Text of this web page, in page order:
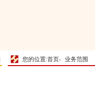
您的位置:首页- 业务范围